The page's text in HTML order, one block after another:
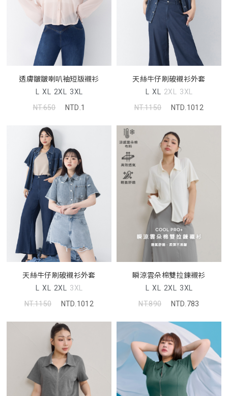
透膚皺皺喇叭袖短版襯衫
L XL 2XL 3XL
NT.650
NTD.1
天絲牛仔刷破襯衫外套
L XL 2XL 3XL
NT.1150
NTD.1012
天絲牛仔刷破襯衫外套
L XL 2XL 3XL
NT.1150
NTD.1012
瞬涼雲朵棉雙拉鍊襯衫
L XL 2XL 3XL
NT.890
NTD.783